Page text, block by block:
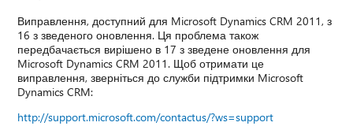
Виправлення, доступний для Microsoft Dynamics CRM 2011, з
16 з зведеного оновлення. Ця проблема також
передбачається вирішено в 17 з зведене оновлення для
Microsoft Dynamics CRM 2011. Щоб отримати це
виправлення, зверніться до служби підтримки Microsoft
Dynamics CRM:
http://support.microsoft.com/contactus/?ws=support